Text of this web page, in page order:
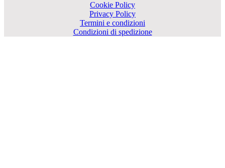
Cookie Policy
Privacy Policy
Termini e condizioni
Condizioni di spedizione